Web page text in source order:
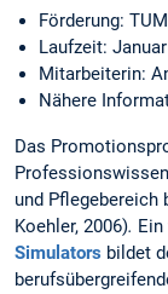
Förderung:
Laufzeit:
Mitarbeiterin:
Nähere
Das
und Pflegebereich
Koehler, 2006).
Simulators bildet